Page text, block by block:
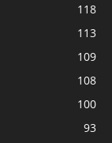
118
113
109
108
100
93